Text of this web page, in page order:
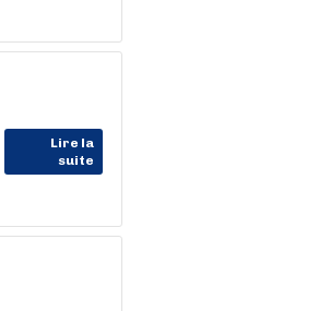
Lire la
suite